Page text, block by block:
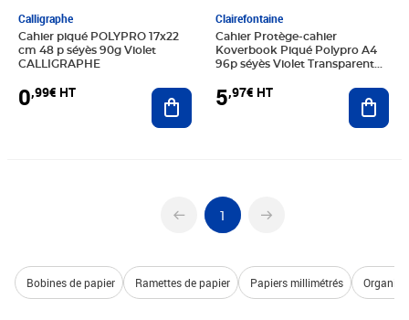
Calligraphe
Cahier piqué POLYPRO 17x22
cm 48 p séyès 90g Violet
CALLIGRAPHE
0,99€ HT Ajouter au panier
Clairefontaine
Cahier Protège-cahier
Koverbook Piqué Polypro A4
96p séyès Violet Transparent
5,97€ HT
1
Bobines de papier Ramettes de papier Papiers millimétrés